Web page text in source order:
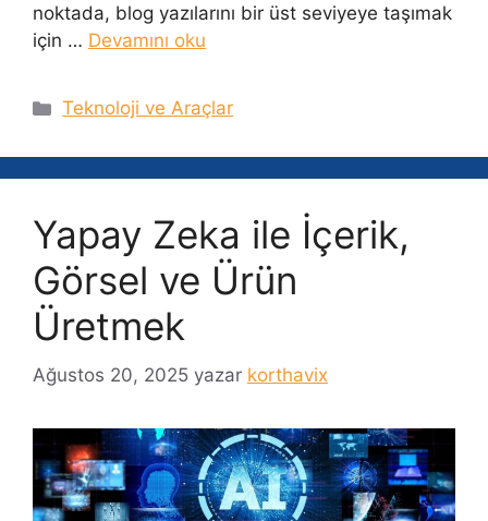
noktada, blog yazılarını bir üst seviyeye taşımak
için … Devamını oku
Kategoriler
Teknoloji ve Araçlar
Yapay Zeka ile İçerik,
Görsel ve Ürün
Üretmek
Ağustos 20, 2025 yazar korthavix